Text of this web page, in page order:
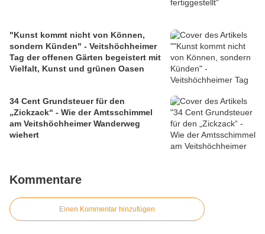
"Kunst kommt nicht von Können,
sondern Künden" - Veitshöchheimer
Tag der offenen Gärten begeistert mit
Vielfalt, Kunst und grünen Oasen
34 Cent Grundsteuer für den
„Zickzack“ - Wie der Amtsschimmel
am Veitshöchheimer Wanderweg
wiehert
Kommentare
Einen Kommentar hinzufügen